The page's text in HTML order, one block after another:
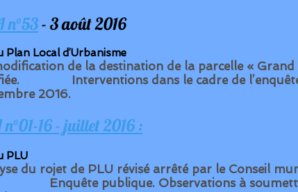
n°53- 3 août 2016
Plan Local d’Urbanisme
de la destination de la parcelle « Grand
Interventions dans le cadre de l’enquête
2016.
16 - juillet 2016 :
PLU
du rojet de PLU révisé arrêté par le Conseil
publique. Observations à soumettre